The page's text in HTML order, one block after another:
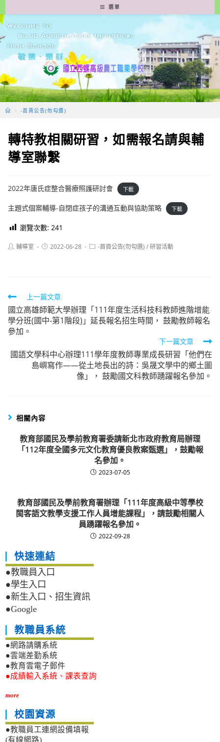
轉
至
要
容
選單
> -首頁公告(勿勾選)
轉特教相關研習，如需報名請與輔
導室聯繫
2022年唐氏症整合醫療照護研討會 下載
主題式個案輔導-自閉症孩子的溝通互動與協助策略 下載
瀏覽次數: 241
Post輔導室
Post2022-06-28
Post-首頁公告(勿勾選) /研習活動
Read
more
articles
上一篇文章
國立高雄師範大學辦理「111年度生活科技科教師進階增能
學分班(國中-第1階段)」延長報名招生時間， 鼓勵教師報名
參加。
下一篇文章
國語文學科中心辦理111學年度教師專業成長研習「他們在
島嶼寫作——從土地長出的詩：吳晟文學中的鄉土圖
像」， 鼓勵國文科教師踴躍報名參加。
相關內容
教育部國民及學前教育署委請新北市政府教育局辦理
「112年度全國多元文化教育優良教案甄選」，鼓勵報
名參加。
2023-07-05
教育部國民及學前教育署辦理「111年度高級中等學校
閩客語文教學支援工作人員增能課程」，請鼓勵相關人
員踴躍報名參加。
2022-09-28
快速連結
●教職員入口
●學生入口
●新生入口、招生資訊
●Google
教職員系統
●網路請購系統
●雲端差勤系統
●教育雲電子郵件
●成績輸入系統、課表查詢
more
校園資源
●教職員工連網設備填報
(有線網路)